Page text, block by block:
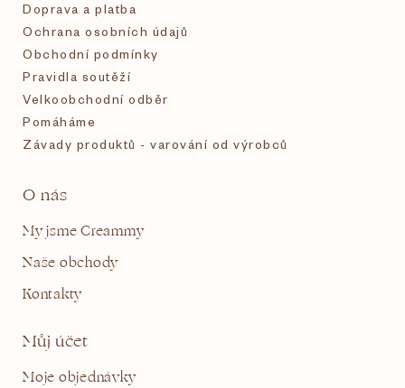
Doprava a platba
Ochrana osobních údajů
Obchodní podmínky
Pravidla soutěží
Velkoobchodní odběr
Pomáháme
Závady produktů - varování od výrobců
O nás
My jsme Creammy
Naše obchody
Kontakty
Můj účet
Moje objednávky